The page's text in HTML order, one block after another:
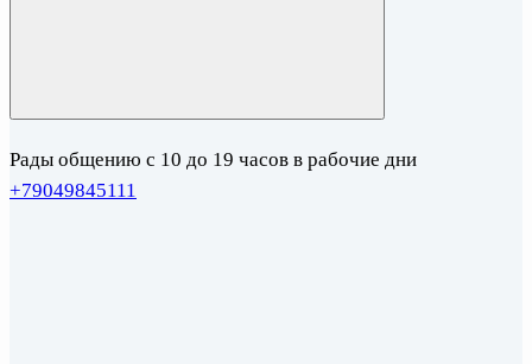
Рады общению с 10 до 19 часов в рабочие дни
+79049845111